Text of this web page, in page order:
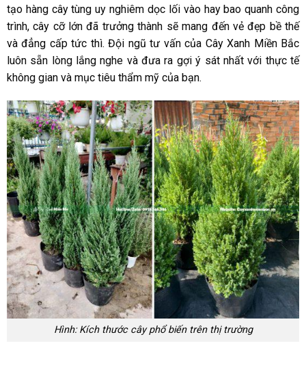
tạo hàng cây tùng uy nghiêm dọc lối vào hay bao quanh công
trình, cây cỡ lớn đã trưởng thành sẽ mang đến vẻ đẹp bề thế
và đẳng cấp tức thì. Đội ngũ tư vấn của Cây Xanh Miền Bắc
luôn sẵn lòng lắng nghe và đưa ra gợi ý sát nhất với thực tế
không gian và mục tiêu thẩm mỹ của bạn.
Hình: Kích thước cây phổ biến trên thị trường